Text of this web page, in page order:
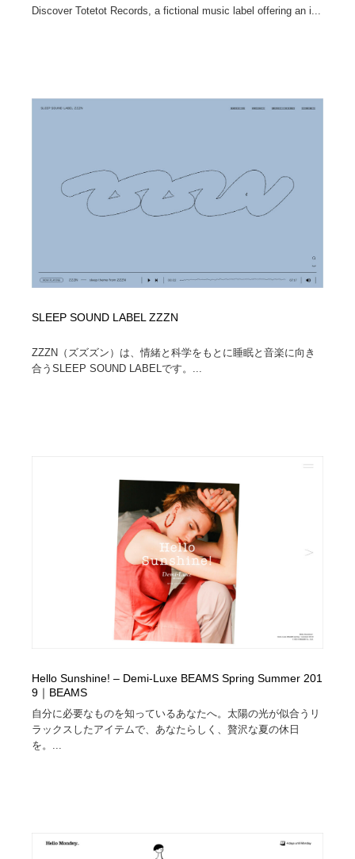
Discover Totetot Records, a fictional music label offering an i...
SLEEP SOUND LABEL ZZZN
ZZZN（ズズズン）は、情緒と科学をもとに睡眠と音楽に向き
合うSLEEP SOUND LABELです。...
Hello Sunshine! – Demi-Luxe BEAMS Spring Summer 201
9｜BEAMS
自分に必要なものを知っているあなたへ。太陽の光が似合うリ
ラックスしたアイテムで、あなたらしく、贅沢な夏の休日
を。...